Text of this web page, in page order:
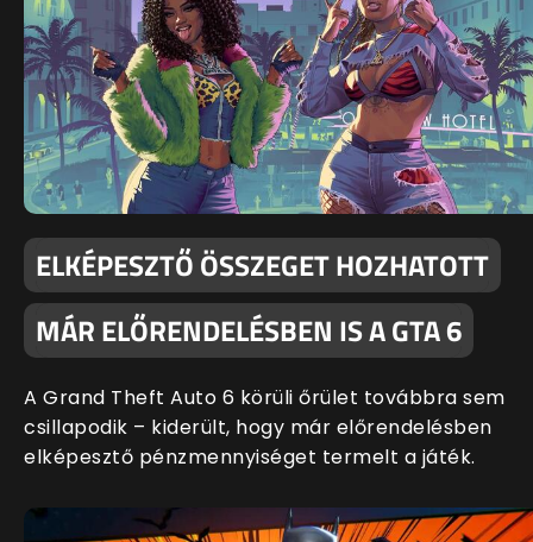
ELKÉPESZTŐ ÖSSZEGET HOZHATOTT
MÁR ELŐRENDELÉSBEN IS A GTA 6
A Grand Theft Auto 6 körüli őrület továbbra sem
csillapodik – kiderült, hogy már előrendelésben
elképesztő pénzmennyiséget termelt a játék.